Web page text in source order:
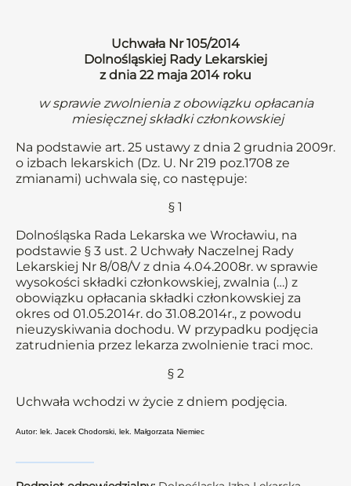
Uchwała Nr 105/2014
Dolnośląskiej Rady Lekarskiej
z dnia 22 maja 2014 roku
w sprawie zwolnienia z obowiązku opłacania
miesięcznej składki członkowskiej
Na podstawie art. 25 ustawy z dnia 2 grudnia 2009r.
o izbach lekarskich (Dz. U. Nr 219 poz.1708 ze
zmianami) uchwala się, co następuje:
§ 1
Dolnośląska Rada Lekarska we Wrocławiu, na
podstawie § 3 ust. 2 Uchwały Naczelnej Rady
Lekarskiej Nr 8/08/V z dnia 4.04.2008r. w sprawie
wysokości składki członkowskiej, zwalnia (…) z
obowiązku opłacania składki członkowskiej za
okres od 01.05.2014r. do 31.08.2014r., z powodu
nieuzyskiwania dochodu. W przypadku podjęcia
zatrudnienia przez lekarza zwolnienie traci moc.
§ 2
Uchwała wchodzi w życie z dniem podjęcia.
Autor: lek. Jacek Chodorski, lek. Małgorzata Niemiec